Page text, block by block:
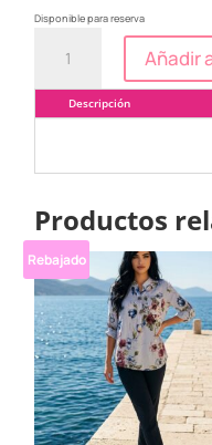
Disponible para reserva
Añadir
Descripción
Productos
Rebajado